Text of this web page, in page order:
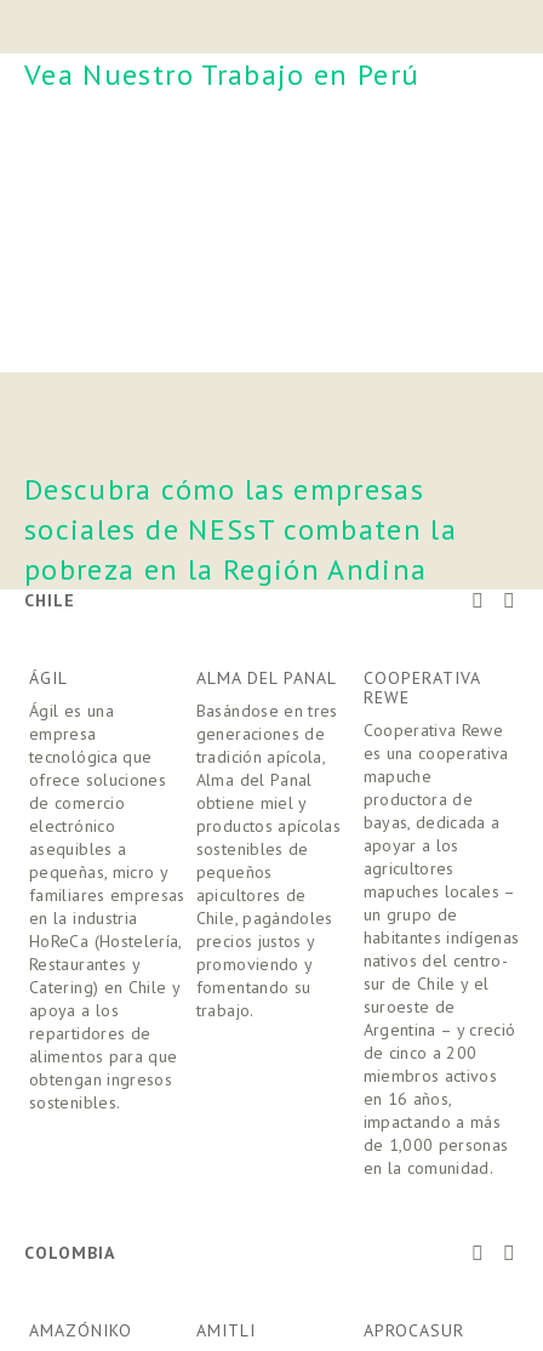
Vea Nuestro Trabajo en Perú
Descubra cómo las empresas
sociales de NESsT combaten la
pobreza en la Región Andina
CHILE
ÁGIL
Ágil es una
empresa
tecnológica que
ofrece soluciones
de comercio
electrónico
asequibles a
pequeñas, micro y
familiares empresas
en la industria
HoReCa (Hostelería,
Restaurantes y
Catering) en Chile y
apoya a los
repartidores de
alimentos para que
obtengan ingresos
sostenibles.
ALMA DEL PANAL
Basándose en tres
generaciones de
tradición apícola,
Alma del Panal
obtiene miel y
productos apícolas
sostenibles de
pequeños
apicultores de
Chile, pagándoles
precios justos y
promoviendo y
fomentando su
trabajo.
COOPERATIVA
REWE
Cooperativa Rewe
es una cooperativa
mapuche
productora de
bayas, dedicada a
apoyar a los
agricultores
mapuches locales –
un grupo de
habitantes indígenas
nativos del centro-
sur de Chile y el
suroeste de
Argentina – y creció
de cinco a 200
miembros activos
en 16 años,
impactando a más
de 1,000 personas
en la comunidad.
COLOMBIA
AMAZÓNIKO
AMITLI
APROCASUR